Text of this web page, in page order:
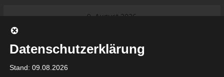
9. August 2026
beginnt am 22. und 23. August
2026 (Update)
Datenschutzerklärung
Stand: 09.08.2026